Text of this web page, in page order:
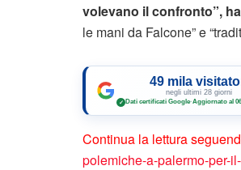
volevano il confronto”,
le mani da Falcone” e
49 mila
negli ultimi 28 giorni
✓ Dati certificati Google·Aggiornato al
Continua la lettura
polemiche-a-palermo-per-